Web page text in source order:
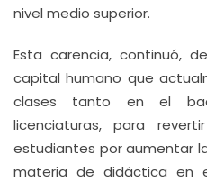
nivel medio superior.
Esta carencia, continuó,
capital humano que
clases tanto en el
licenciaturas, para
estudiantes por aumentar
materia de didáctica en